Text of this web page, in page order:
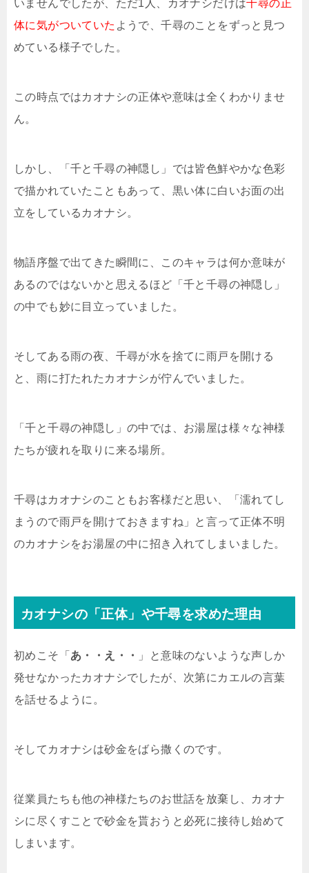
いませんでしたが、ただ1人、カオナシだけは千尋の正
体に気がついていた ようで、千尋のことをずっと見つ
めている様子でした。
この時点ではカオナシの正体や意味は全くわかりませ
ん。
しかし、「千と千尋の神隠し」では皆色鮮やかな色彩
で描かれていたこともあって、黒い体に白いお面の出
立をしているカオナシ。
物語序盤で出てきた瞬間に、このキャラは何か意味が
あるのではないかと思えるほど「千と千尋の神隠し」
の中でも妙に目立っていました。
そしてある雨の夜、千尋が水を捨てに雨戸を開ける
と、雨に打たれたカオナシが佇んでいました。
「千と千尋の神隠し」の中では、お湯屋は様々な神様
たちが疲れを取りに来る場所。
千尋はカオナシのこともお客様だと思い、「濡れてし
まうので雨戸を開けておきますね」と言って正体不明
のカオナシをお湯屋の中に招き入れてしまいました。
カオナシの「正体」や千尋を求めた理由
初めこそ「 あ・・え・・
」と意味のないような声しか
発せなかったカオナシでしたが、次第にカエルの言葉
を話せるように。
そしてカオナシは砂金をばら撒くのです。
従業員たちも他の神様たちのお世話を放棄し、カオナ
シに尽くすことで砂金を貰おうと必死に接待し始めて
しまいます。